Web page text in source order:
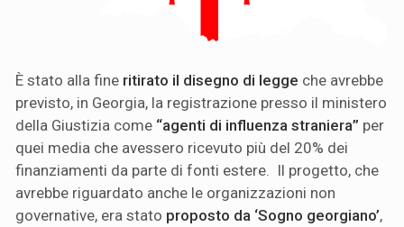
È stato alla fine ritirato il disegno di legge che avrebbe
previsto, in Georgia, la registrazione presso il ministero
della Giustizia come “agenti di influenza straniera” per
quei media che avessero ricevuto più del 20% dei
finanziamenti da parte di fonti estere. Il progetto, che
avrebbe riguardato anche le organizzazioni non
governative, era stato proposto da ‘Sogno georgiano’,